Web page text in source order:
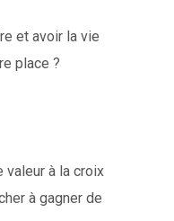
et avoir la vie
place ?
valeur à la croix
à gagner de